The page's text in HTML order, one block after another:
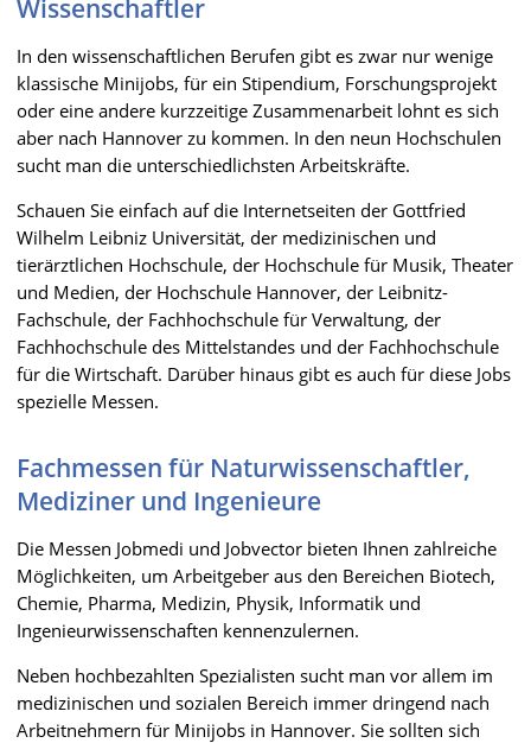
Wissenschaftler
In den wissenschaftlichen Berufen gibt es zwar nur wenige
klassische Minijobs, für ein Stipendium, Forschungsprojekt
oder eine andere kurzzeitige Zusammenarbeit lohnt es sich
aber nach Hannover zu kommen. In den neun Hochschulen
sucht man die unterschiedlichsten Arbeitskräfte.
Schauen Sie einfach auf die Internetseiten der Gottfried
Wilhelm Leibniz Universität, der medizinischen und
tierärztlichen Hochschule, der Hochschule für Musik, Theater
und Medien, der Hochschule Hannover, der Leibnitz-
Fachschule, der Fachhochschule für Verwaltung, der
Fachhochschule des Mittelstandes und der Fachhochschule
für die Wirtschaft. Darüber hinaus gibt es auch für diese Jobs
spezielle Messen.
Fachmessen für Naturwissenschaftler,
Mediziner und Ingenieure
Die Messen Jobmedi und Jobvector bieten Ihnen zahlreiche
Möglichkeiten, um Arbeitgeber aus den Bereichen Biotech,
Chemie, Pharma, Medizin, Physik, Informatik und
Ingenieurwissenschaften kennenzulernen.
Neben hochbezahlten Spezialisten sucht man vor allem im
medizinischen und sozialen Bereich immer dringend nach
Arbeitnehmern für Minijobs in Hannover. Sie sollten sich